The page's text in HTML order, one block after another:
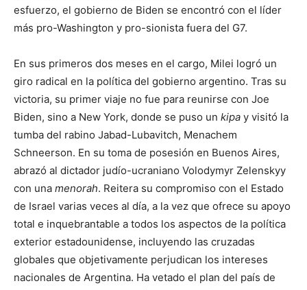
esfuerzo, el gobierno de Biden se encontró con el líder
más pro-Washington y pro-sionista fuera del G7.
En sus primeros dos meses en el cargo, Milei logró un
giro radical en la política del gobierno argentino. Tras su
victoria, su primer viaje no fue para reunirse con Joe
Biden, sino a New York, donde se puso un kipa y visitó la
tumba del rabino Jabad-Lubavitch, Menachem
Schneerson. En su toma de posesión en Buenos Aires,
abrazó al dictador judío-ucraniano Volodymyr Zelenskyy
con una menorah. Reitera su compromiso con el Estado
de Israel varias veces al día, a la vez que ofrece su apoyo
total e inquebrantable a todos los aspectos de la política
exterior estadounidense, incluyendo las cruzadas
globales que objetivamente perjudican los intereses
nacionales de Argentina. Ha vetado el plan del país de